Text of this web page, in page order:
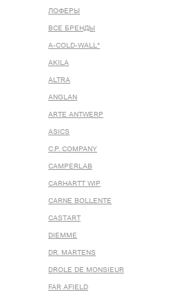
ЛОФЕРЫ
ВСЕ БРЕНДЫ
A-COLD-WALL*
AKILA
ALTRA
ANGLAN
ARTE ANTWERP
ASICS
C.P. COMPANY
CAMPERLAB
CARHARTT WIP
CARNE BOLLENTE
CASTART
DIEMME
DR. MARTENS
DROLE DE MONSIEUR
FAR AFIELD